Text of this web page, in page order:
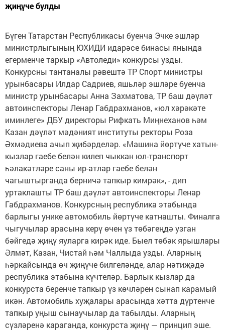
җиңүче булды
Бүген Татарстан Республикасы буенча Эчке эшләр
министрлыгының ЮХИДИ идарәсе бинасы янында
егерменче таркыр «Автоледи» конкурсы узды.
Конкурсны тантаналы рәвештә ТР Спорт министры
урынбасары Илдар Садриев, яшьләр эшләре буенча
министр урынбасары Анна Захматова, ТР баш дәүләт
автоинспекторы Ленар Габдрахманов, «юл хәрәкәте
иминлеге» ДБУ директоры Рифкать Миңнеханов һәм
Казан дәүләт мәдәният институты ректоры Роза
Әхмәдиева ачып җибәрделәр. «Машина йөртүче хатын-
кызлар гаебе белән килеп чыккан юл-транспорт
һәлакәтләре саны ир-атлар гаебе белән
чагыштырганда берничә тапкыр кимрәк», - дип
уртаклашты ТР баш дәүләт автоинспекторы Ленар
Габдрахманов. Конкурсның республика этабында
барлыгы унике автомобиль йөртүче катнашты. Финалга
чыгучылар арасына керү өчен үз төбәгеңдә узган
бәйгедә җиңү яуларга кирәк иде. Быел төбәк ярышлары
Әлмәт, Казан, Чистай һәм Чаллыда узды. Аларның
һәркайсында өч җиңүче билгеләнде, алар нәтиҗәдә
республика этабына күчтеләр. Барлык кызлар да
конкурста беренче тапкыр үз көчләрен сынап карамый
икән. Автомобиль хуҗалары арасында хәтта дүртенче
тапкыр уңыш сынаучылар да табылды. Аларның
сүзләренә караганда, конкурста җиңү — принцип эше.